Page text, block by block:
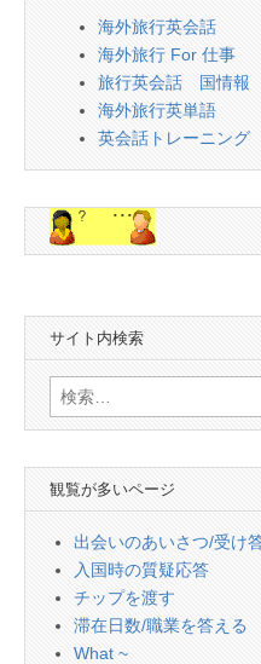
海外旅行英会話
海外旅行 For 仕事
旅行英会話 国情報
海外旅行英単語
英会話トレーニング
サイト内検索
検
索:
観覧が多いページ
出会いのあいさつ/受け
入国時の質疑応答
チップを渡す
滞在日数/職業を答える
What ~